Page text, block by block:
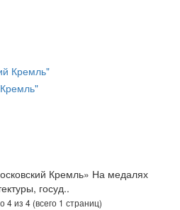
Кремль» На медалях
госуд..
4 из 4 (всего 1 страниц)